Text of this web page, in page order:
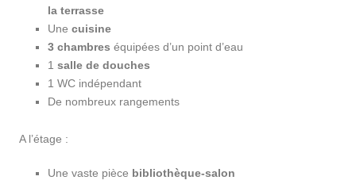
la terrasse
Une cuisine
3 chambres équipées d’un point d’eau
1 salle de douches
1 WC indépendant
De nombreux rangements
A l’étage :
Une vaste pièce bibliothèque-salon